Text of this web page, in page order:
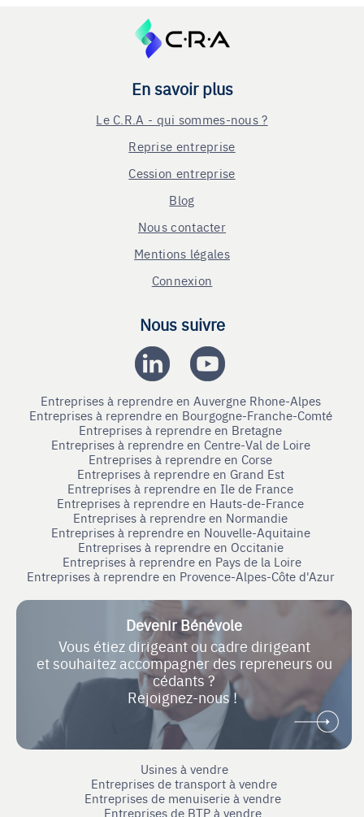
En savoir plus
Le C.R.A - qui sommes-nous ?
Reprise entreprise
Cession entreprise
Blog
Nous contacter
Mentions légales
Connexion
Nous suivre
Entreprises à reprendre en Auvergne Rhone-Alpes
Entreprises à reprendre en Bourgogne-Franche-Comté
Entreprises à reprendre en Bretagne
Entreprises à reprendre en Centre-Val de Loire
Entreprises à reprendre en Corse
Entreprises à reprendre en Grand Est
Entreprises à reprendre en Ile de France
Entreprises à reprendre en Hauts-de-France
Entreprises à reprendre en Normandie
Entreprises à reprendre en Nouvelle-Aquitaine
Entreprises à reprendre en Occitanie
Entreprises à reprendre en Pays de la Loire
Entreprises à reprendre en Provence-Alpes-Côte d'Azur
Devenir Bénévole
Vous étiez dirigeant ou cadre dirigeant
et souhaitez accompagner des repreneurs ou
cédants ?
Rejoignez-nous !
Usines à vendre
Entreprises de transport à vendre
Entreprises de menuiserie à vendre
Entreprises de BTP à vendre